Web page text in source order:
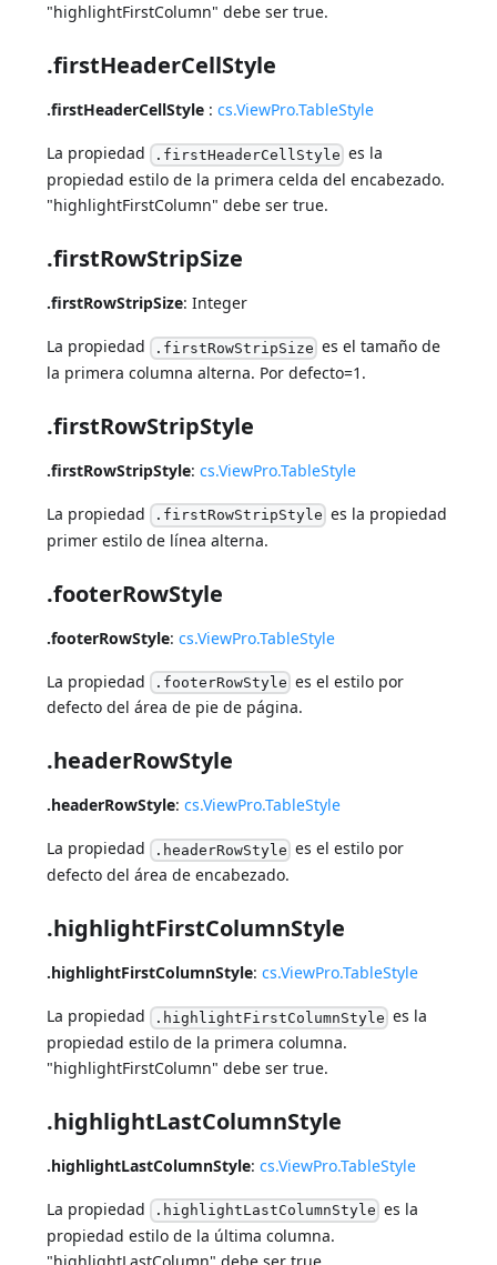
"highlightFirstColumn" debe ser true.
.firstHeaderCellStyle
.firstHeaderCellStyle :cs.ViewPro.TableStyle
La propiedad .firstHeaderCellStyle es la
propiedad estilo de la primera celda del encabezado.
"highlightFirstColumn" debe ser true.
.firstRowStripSize
.firstRowStripSize: Integer
La propiedad .firstRowStripSize es el tamaño de
la primera columna alterna. Por defecto=1.
.firstRowStripStyle
.firstRowStripStyle:cs.ViewPro.TableStyle
La propiedad .firstRowStripStyle es la propiedad
primer estilo de línea alterna.
.footerRowStyle
.footerRowStyle:cs.ViewPro.TableStyle
La propiedad .footerRowStyle es el estilo por
defecto del área de pie de página.
.headerRowStyle
.headerRowStyle:cs.ViewPro.TableStyle
La propiedad .headerRowStyle es el estilo por
defecto del área de encabezado.
.highlightFirstColumnStyle
.highlightFirstColumnStyle:cs.ViewPro.TableStyle
La propiedad .highlightFirstColumnStyle es la
propiedad estilo de la primera columna.
"highlightFirstColumn" debe ser true.
.highlightLastColumnStyle
.highlightLastColumnStyle:cs.ViewPro.TableStyle
La propiedad .highlightLastColumnStyle es la
propiedad estilo de la última columna.
"highlightLastColumn" debe ser true.